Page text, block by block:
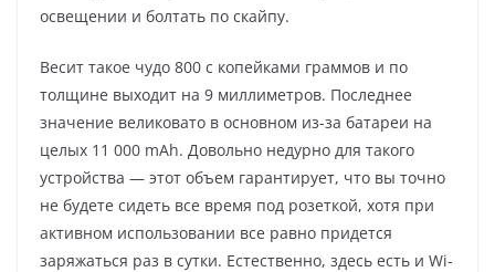
освещении и болтать по скайпу.
Весит такое чудо 800 с копейками граммов и по
толщине выходит на 9 миллиметров. Последнее
значение великовато в основном из-за батареи на
целых 11 000 mAh. Довольно недурно для такого
устройства — этот объем гарантирует, что вы точно
не будете сидеть все время под розеткой, хотя при
активном использовании все равно придется
заряжаться раз в сутки. Естественно, здесь есть и Wi-